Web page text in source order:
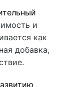
и
как
добавка,